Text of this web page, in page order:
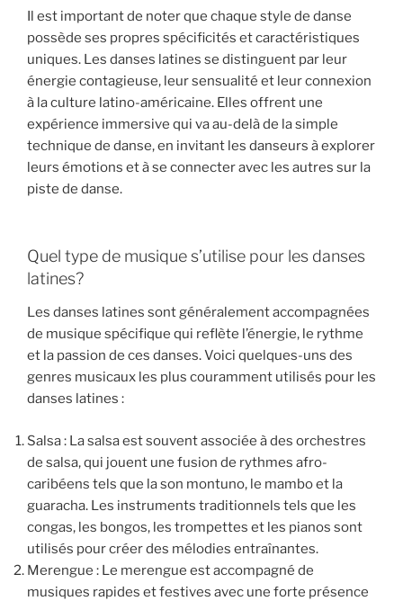
Il est important de noter que chaque style de danse
possède ses propres spécificités et caractéristiques
uniques. Les danses latines se distinguent par leur
énergie contagieuse, leur sensualité et leur connexion
à la culture latino-américaine. Elles offrent une
expérience immersive qui va au-delà de la simple
technique de danse, en invitant les danseurs à explorer
leurs émotions et à se connecter avec les autres sur la
piste de danse.
Quel type de musique s’utilise pour les danses
latines?
Les danses latines sont généralement accompagnées
de musique spécifique qui reflète l’énergie, le rythme
et la passion de ces danses. Voici quelques-uns des
genres musicaux les plus couramment utilisés pour les
danses latines :
Salsa : La salsa est souvent associée à des orchestres
de salsa, qui jouent une fusion de rythmes afro-
caribéens tels que la son montuno, le mambo et la
guaracha. Les instruments traditionnels tels que les
congas, les bongos, les trompettes et les pianos sont
utilisés pour créer des mélodies entraînantes.
Merengue : Le merengue est accompagné de
musiques rapides et festives avec une forte présence